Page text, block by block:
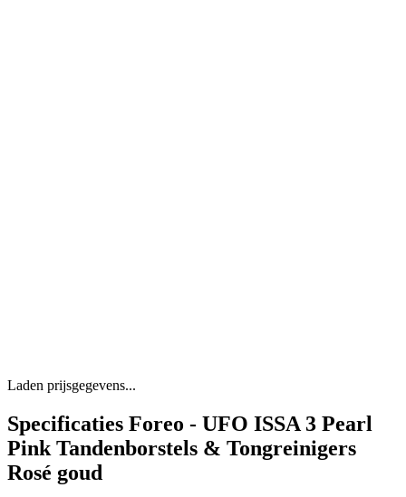
Laden prijsgegevens...
Specificaties Foreo - UFO ISSA 3 Pearl
Pink Tandenborstels & Tongreinigers
Rosé goud